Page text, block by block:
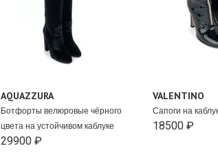
AQUAZZURA
Ботфорты велюровые чёрного
цвета на устойчивом каблуке
29900 ₽
VALENTINO
Сапоги на
18500 ₽